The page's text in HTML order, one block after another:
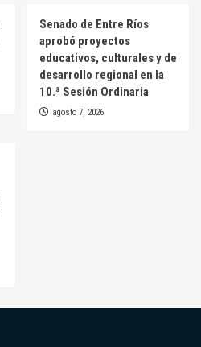
Senado de Entre Ríos
aprobó proyectos
educativos, culturales y de
desarrollo regional en la
10.ª Sesión Ordinaria
agosto 7, 2026